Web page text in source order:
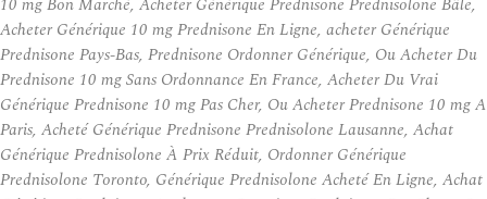
Acheter Générique 10 mg Prednisone En Ligne, acheter Générique
Prednisone Pays-Bas, Prednisone Ordonner Générique, Ou Acheter Du
Prednisone 10 mg Sans Ordonnance En France, Acheter Du Vrai
Générique Prednisone 10 mg Pas Cher, Ou Acheter Prednisone 10 mg A
Paris, Acheté Générique Prednisone Prednisolone Lausanne, Achat
Générique Prednisolone À Prix Réduit, Ordonner Générique
Prednisolone Toronto, Générique Prednisolone Acheté En Ligne, Achat